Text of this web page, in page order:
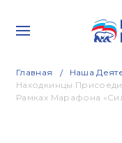
Главная Наша
Находкинцы
Рамках Марафона